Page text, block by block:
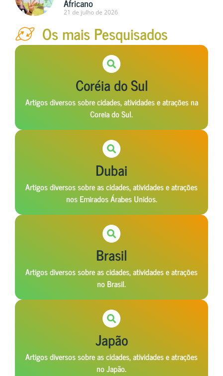
Africano
21 de julho de 2026
Os mais Pesquisados
Coréia do Sul
Artigos diversos sobre cidades, atividades e atrações na
Coreia do Sul.
Dubai
Artigos diversos sobre as cidades, atividades e atrações
nos Emirados Árabes Unidos.
Brasil
Artigos diversos sobre as cidades, atividades e atrações
no Brasil.
Japão
Artigos diversos sobre as cidades, atividades e atrações
no Japão.